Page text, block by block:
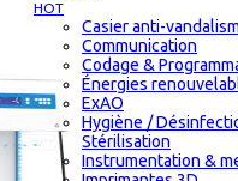
HOT
Casier anti-
Communication
Codage &
Énergies
ExAO
Hygiène /
Stérilisation
Instrumentation &